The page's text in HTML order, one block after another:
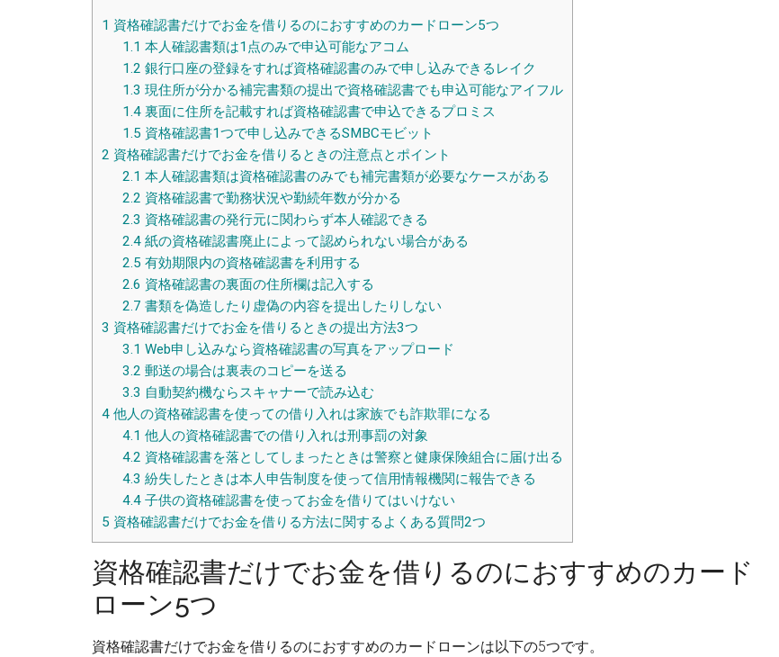
1 資格確認書だけでお金を借りるのにおすすめのカードローン5つ
1.1 本人確認書類は1点のみで申込可能なアコム
1.2 銀行口座の登録をすれば資格確認書のみで申し込みできるレイク
1.3 現住所が分かる補完書類の提出で資格確認書でも申込可能なアイフル
1.4裏面に住所を記載すれば資格確認書で申込できるプロミス
1.5 資格確認書1つで申し込みできるSMBCモビット
2 資格確認書だけでお金を借りるときの注意点とポイント
2.1 本人確認書類は資格確認書のみでも補完書類が必要なケースがある
2.2 資格確認書で勤務状況や勤続年数が分かる
2.3 資格確認書の発行元に関わらず本人確認できる
2.4紙の資格確認書廃止によって認められない場合がある
2.5 有効期限内の資格確認書を利用する
2.6 資格確認書の裏面の住所欄は記入する
2.7 書類を偽造したり虚偽の内容を提出したりしない
3 資格確認書だけでお金を借りるときの提出方法3つ
3.1 Web申し込みなら資格確認書の写真をアップロード
3.2 郵送の場合は裏表のコピーを送る
3.3 自動契約機ならスキャナーで読み込む
4 他人の資格確認書を使っての借り入れは家族でも詐欺罪になる
4.1 他人の資格確認書での借り入れは刑事罰の対象
4.2 資格確認書を落としてしまったときは警察と健康保険組合に届け出る
4.3 紛失したときは本人申告制度を使って信用情報機関に報告できる
4.4子供の資格確認書を使ってお金を借りてはいけない
5 資格確認書だけでお金を借りる方法に関するよくある質問2つ
資格確認書だけでお金を借りるのにおすすめのカード
ローン5つ
資格確認書だけでお金を借りるのにおすすめのカードローンは以下の5つです。